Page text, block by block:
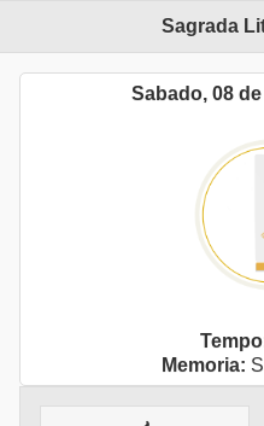
Sabado, 08
Memoria: